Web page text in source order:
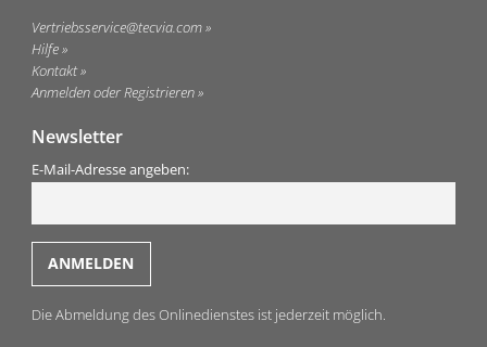
Vertriebsservice@tecvia.com
Hilfe
Kontakt
Anmelden oder Registrieren
Newsletter
E-Mail-Adresse angeben:
Die Abmeldung des Onlinedienstes ist jederzeit möglich.